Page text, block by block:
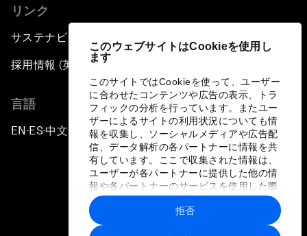
このウェブサイトはCookieを使用し
ます
このサイトではCookieを使って、ユーザー
に合わせたコンテンツや広告の表示、トラ
フィックの分析を行っています。またユー
ザーによるサイトの利用状況についても情
報を収集し、ソーシャルメディアや広告配
信、データ解析の各パートナーに情報を共
有しています。ここで収集された情報は、
ユーザーが各パートナーに提供した他の情
報や各パートナーのサービスを使用した際
に収集された情報と組み合わされ、各パー
トナーによって使用されることがありま
す。
拒否
リンク
サステナビリティへの取り組み
採用情報 (英語のみ)
言語
EN ▪ES▪中文▪ 日本語
プライバシーポリシーと利用規約